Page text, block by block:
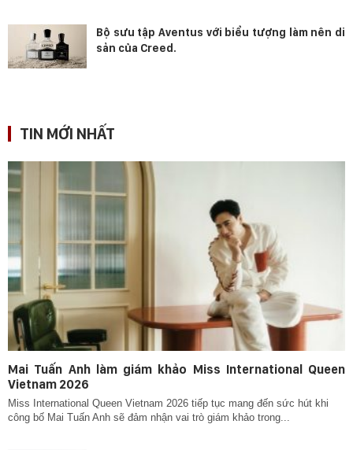
Bộ sưu tập Aventus với biểu tượng làm nên di
sản của Creed.
TIN MỚI NHẤT
Mai Tuấn Anh làm giám khảo Miss International Queen
Vietnam 2026
Miss International Queen Vietnam 2026 tiếp tục mang đến sức hút khi
công bố Mai Tuấn Anh sẽ đảm nhận vai trò giám khảo trong...